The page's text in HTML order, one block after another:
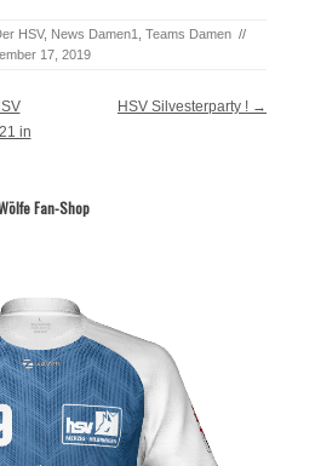
HSV, News Damen1 Teams Damen //
17, 2019
in
HSV Silvesterparty ! →
Fan-Shop